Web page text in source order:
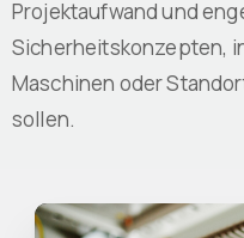
Projektaufwand und
Sicherheitskonzepten,
Maschinen oder
sollen.